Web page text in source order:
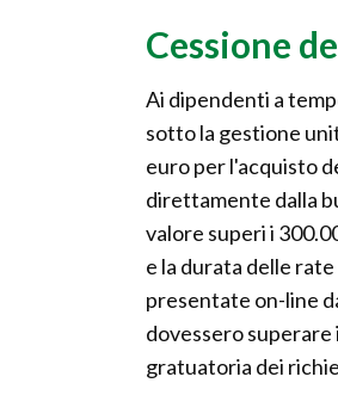
Cessione
Ai dipendenti a
sotto la gestione
euro per l'acquisto
direttamente dalla
valore superi i
e la durata delle
presentate on-line
dovessero superare
gratuatoria dei